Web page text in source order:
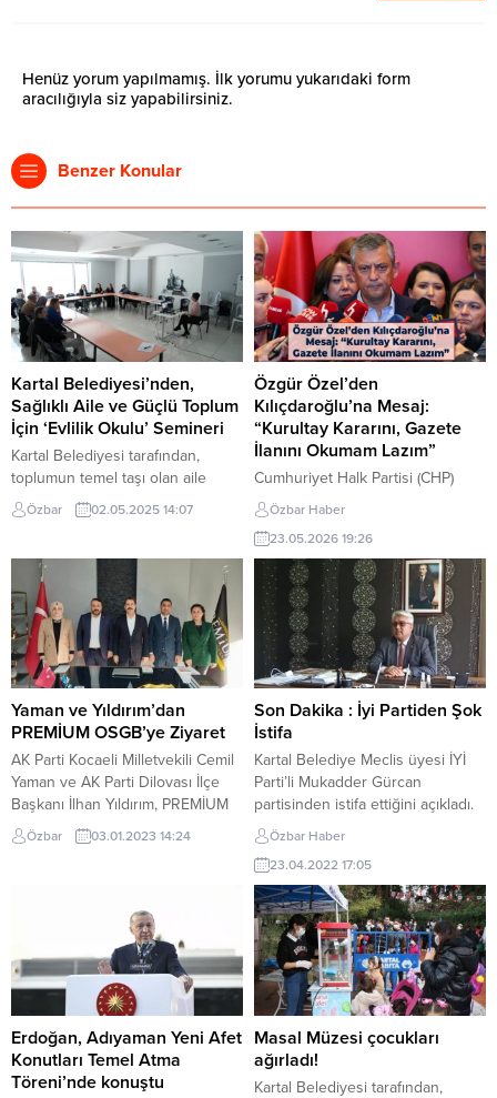
Henüz yorum yapılmamış. İlk yorumu yukarıdaki form
aracılığıyla siz yapabilirsiniz.
Benzer Konular
Kartal Belediyesi’nden,
Sağlıklı Aile ve Güçlü Toplum
İçin ‘Evlilik Okulu’ Semineri
Kartal Belediyesi tarafından,
toplumun temel taşı olan aile
kurumunu daha sağlam temeller
üzerine inşa etmek amacıyla
seminerlerine devam ediyor. Son
olarak Kartal Belediyesi Sahil
Hizmet Binası’nda gerçekleştirilen
seminerde katılımcılar, mutlu bir
yuvanın temel taşlarını
uzmanlardan dinlerken, hem de
keyifli bir öğrenme süreci yaşadı.
Seminerde, sağlıklı bir...
Özbar 02.05.2025 14:07
Özgür Özel’den
Kılıçdaroğlu’na Mesaj:
“Kurultay Kararını, Gazete
İlanını Okumam Lazım”
Cumhuriyet Halk Partisi (CHP)
Genel Başkanı Özgür Özel, parti
içindeki hukuki tartışmalar ve
“butlan” kararı üzerine toplanan
kapalı grup toplantısında 110
milletvekilinin desteğiyle yeniden
Grup Başkanlığı’na seçildi. Özel,
Kemal Kılıçdaroğlu ile görüşme
şartı olarak olağanüstü kurultay
kararının resmiyet kazanması
gerektiğini vurguladı. Cumhuriyet
Halk Partisi (CHP) Grup Başkanlığı
seçimi, parti içi...
Özbar Haber
23.05.2026 19:26
Yaman ve Yıldırım’dan
PREMİUM OSGB’ye Ziyaret
AK Parti Kocaeli Milletvekili Cemil
Yaman ve AK Parti Dilovası İlçe
Başkanı İlhan Yıldırım, PREMİUM
İş Sağlığı ve Güvenliği’ni ziyaret
etti. Dilovası Ağrılılar Derneği
yaptığı PREMİUM İş Sağlığı ve
Güvenliği firması bugün önemli
konuklarını misafir etti. Gebze
Gaziler Mahallesi Issıkgöl...
Özbar 03.01.2023 14:24
Son Dakika : İyi Partiden Şok
İstifa
Kartal Belediye Meclis üyesi İYİ
Parti’li Mukadder Gürcan
partisinden istifa ettiğini açıkladı.
Kartal’da bulunan ofisinde
gazetecilere açıklamalarda
bulunan Mukadder Gürcan,
kurucusu olduğu İYİ Parti’den
ayrıldığını, bağımsız olarak Meclis
üyeliği görevini sürdürmeye
devam edeceğini ifade etti.
Mukadder Gürcan istifa nedenini
ise kendisine mobbing
İl Başkanlığının kendisi üzerine
baskılar...
Özbar Haber
23.04.2022 17:05
Erdoğan, Adıyaman Yeni Afet
Konutları Temel Atma
Töreni’nde konuştu
Masal Müzesi çocukları
ağırladı!
Kartal Belediyesi tarafından,